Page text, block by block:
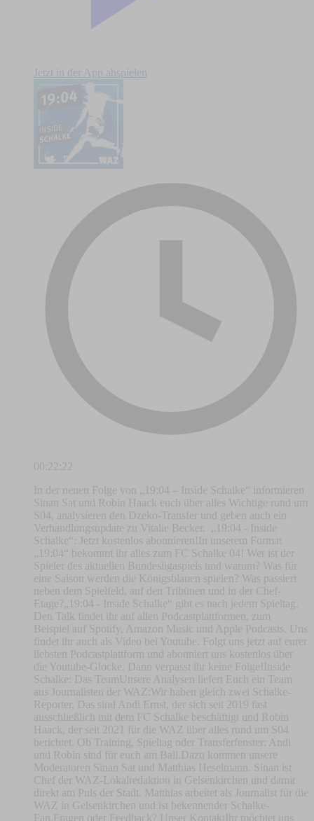
Jetzt in der App abspielen
00:22:22
In der neuen Folge von „19:04 – Inside Schalke“ informieren
Sinan Sat und Robin Haack euch über alles Wichtige rund um
S04, analysieren den Dzeko-Transfer und geben auch ein
Verhandlungsupdate zu Vitalie Becker. „19:04 - Inside
Schalke“: Jetzt kostenlos abonnieren!In unserem Format
„19:04“ bekommt ihr alles zum FC Schalke 04! Wer ist der
Spieler des aktuellen Bundesligaspiels und warum? Was für
eine Saison werden die Königsblauen spielen? Was passiert
neben dem Spielfeld, auf den Tribünen und in der Chef-
Etage?„19:04 - Inside Schalke“ gibt es nach jedem Spieltag.
Den Talk findet ihr auf allen Podcastplattformen, zum
Beispiel auf Spotify, Amazon Music und Apple Podcasts. Uns
findet ihr auch als Video bei Youtube. Folgt uns jetzt auf eurer
liebsten Podcastplattform und abonniert uns kostenlos über
die Youtube-Glocke. Dann verpasst ihr keine Folge!Inside
Schalke: Das TeamUnsere Analysen liefert Euch ein Team
aus Journalisten der WAZ:Wir haben gleich zwei Schalke-
Reporter. Das sind Andi Ernst, der sich seit 2019 fast
ausschließlich mit dem FC Schalke beschäftigt und Robin
Haack, der seit 2021 für die WAZ über alles rund um S04
berichtet. Ob Training, Spieltag oder Transferfenster: Andi
und Robin sind für euch am Ball.Dazu kommen unsere
Moderatoren Sinan Sat und Matthias Heselmann. Sinan ist
Chef der WAZ-Lokalredaktion in Gelsenkirchen und damit
direkt am Puls der Stadt. Matthias arbeitet als Journalist für die
WAZ in Gelsenkirchen und ist bekennender Schalke-
Fan.Fragen oder Feedback? Unser KontaktIhr möchtet uns